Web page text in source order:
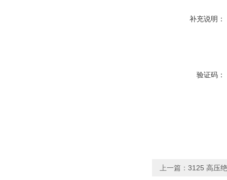
补充说明：
验证码：
上一篇： 3125 高压